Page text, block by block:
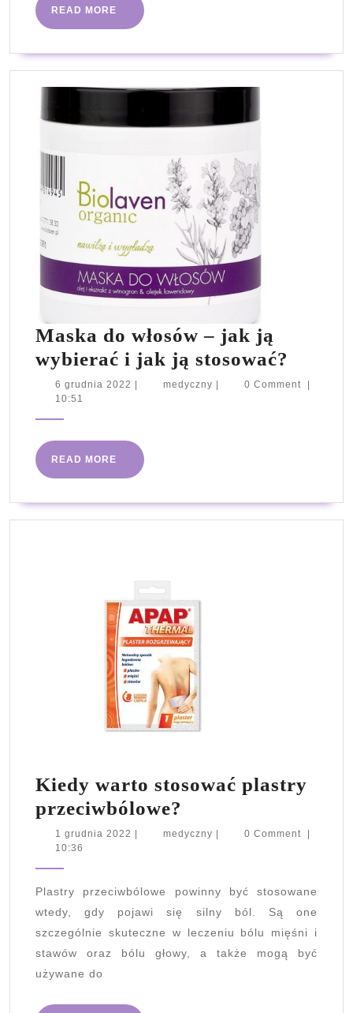
zaparcia?
READ MORE
READ
MORE
Maska do włosów – jak ją
wybierać i jak ją stosować?
do
i
6 grudnia 2022 6
medyczny medyczny0 Comment
10:51
READ MORE
READ
MORE
Kiedy warto stosować plastry
przeciwbólowe?
warto
przeciwbólowe?
1 grudnia 2022 1
medyczny medyczny0 Comment
10:36
Plastry przeciwbólowe powinny być stosowane
wtedy, gdy pojawi się silny ból. Są one
szczególnie skuteczne w leczeniu bólu mięśni i
stawów oraz bólu głowy, a także mogą być
używane do